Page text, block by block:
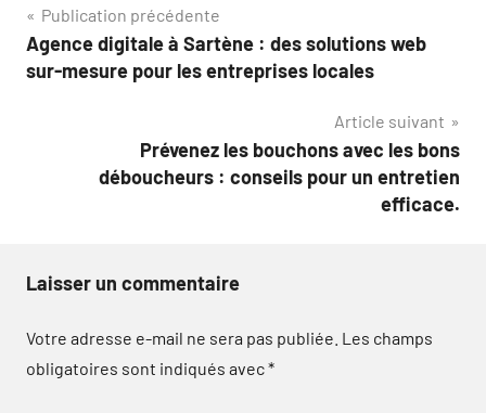
Navigation
de
Publication précédente
Agence digitale à Sartène : des solutions web
sur-mesure pour les entreprises locales
Article suivant
Prévenez les bouchons avec les bons
déboucheurs : conseils pour un entretien
efficace.
Laisser un commentaire
Votre adresse e-mail ne sera pas publiée. Les champs
obligatoires sont indiqués avec*